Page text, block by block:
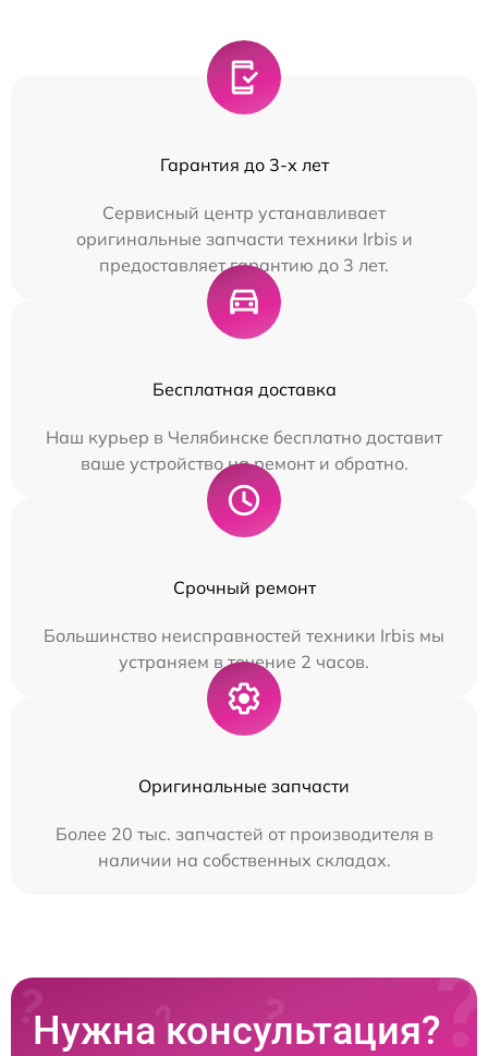
Гарантия до 3-х лет
Сервисный центр устанавливает
оригинальные запчасти техники Irbis и
предоставляет гарантию до 3 лет.
Бесплатная доставка
Наш курьер в Челябинске бесплатно доставит
ваше устройство на ремонт и обратно.
Срочный ремонт
Большинство неисправностей техники Irbis мы
устраняем в течение 2 часов.
Оригинальные запчасти
Более 20 тыс. запчастей от производителя в
наличии на собственных складах.
Нужна консультация?